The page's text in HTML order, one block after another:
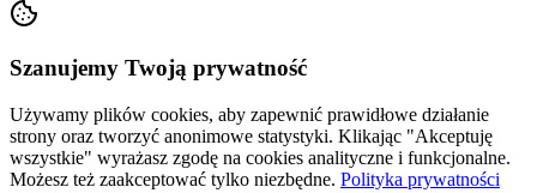
Szanujemy Twoją prywatność
Używamy plików cookies, aby zapewnić prawidłowe działanie
strony oraz tworzyć anonimowe statystyki. Klikając "Akceptuję
wszystkie" wyrażasz zgodę na cookies analityczne i funkcjonalne.
Możesz też zaakceptować tylko niezbędne. Polityka prywatności